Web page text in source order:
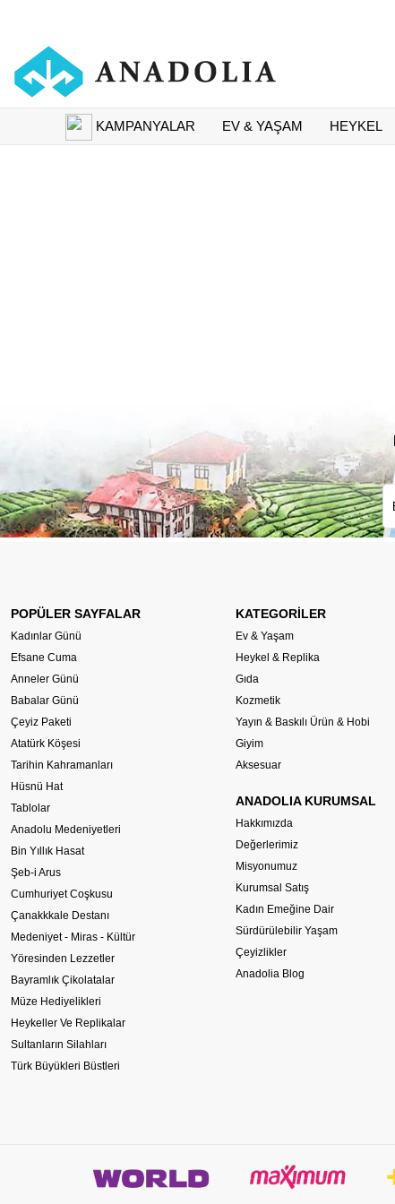
KAMPANYALAR EV & YAŞAM HEYKEL
POPÜLER SAYFALAR
Kadınlar Günü
Efsane Cuma
Anneler Günü
Babalar Günü
Çeyiz Paketi
Atatürk Köşesi
Tarihin Kahramanları
Hüsnü Hat
Tablolar
Anadolu Medeniyetleri
Bin Yıllık Hasat
Şeb-i Arus
Cumhuriyet Coşkusu
Çanakkkale Destanı
Medeniyet - Miras - Kültür
Yöresinden Lezzetler
Bayramlık Çikolatalar
Müze Hediyelikleri
Heykeller Ve Replikalar
Sultanların Silahları
Türk Büyükleri Büstleri
KATEGORİLER
Ev & Yaşam
Heykel & Replika
Gıda
Kozmetik
Yayın & Baskılı Ürün & Hobi
Giyim
Aksesuar
ANADOLIA KURUMSAL
Hakkımızda
Değerlerimiz
Misyonumuz
Kurumsal Satış
Kadın Emeğine Dair
Sürdürülebilir Yaşam
Çeyizlikler
Anadolia Blog